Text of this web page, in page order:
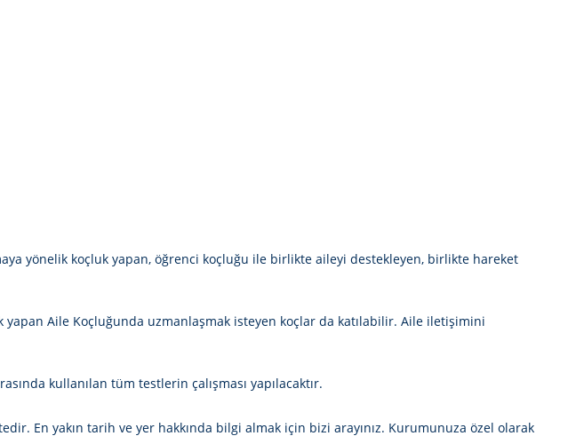
yönelik koçluk yapan, öğrenci koçluğu ile birlikte aileyi destekleyen, birlikte hareket
Aile Koçluğunda uzmanlaşmak isteyen koçlar da katılabilir. Aile iletişimini
kullanılan tüm testlerin çalışması yapılacaktır.
En yakın tarih ve yer hakkında bilgi almak için bizi arayınız. Kurumunuza özel olarak